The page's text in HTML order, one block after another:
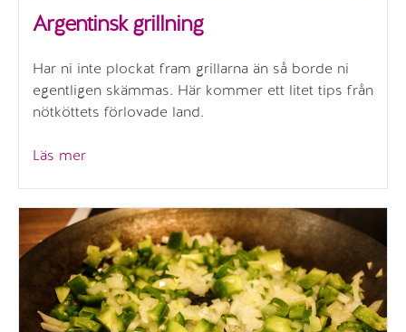
Argentinsk grillning
Har ni inte plockat fram grillarna än så borde ni
egentligen skämmas. Här kommer ett litet tips från
nötköttets förlovade land.
Läs mer”Argentinsk